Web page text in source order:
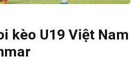
kèo U19 Việt Nam